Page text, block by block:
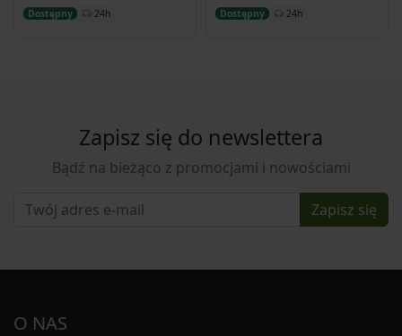
Dostępny 24h
Dodaj do koszyka Dostępny 24h
Dodaj do koszyka
Zapisz się do newslettera
Bądź na bieżąco z promocjami i nowościami
Zapisz się
O NAS